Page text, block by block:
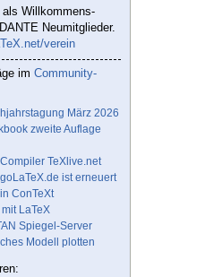
als Willkommens-
Neumitglieder.
verein
im Community-
März 2026
zweite Auflage
TeXlive.net
ist erneuert
ConTeXt
LaTeX
Spiegel-Server
Modell plotten